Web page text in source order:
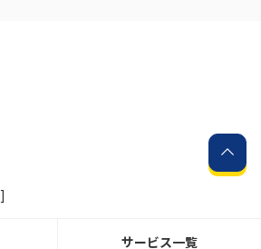
]
サービス一覧